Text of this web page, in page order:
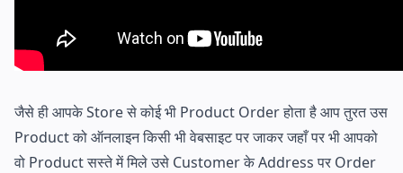
जैसे ही आपके Store से कोई भी Product Order होता है आप तुरत उस
Product को ऑनलाइन किसी भी वेबसाइट पर जाकर जहाँ पर भी आपको
वो Product सस्ते में मिले उसे Customer के Address पर Order